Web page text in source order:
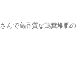
さんで高品質な鶏糞堆肥の